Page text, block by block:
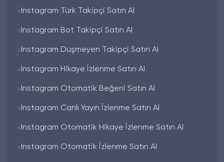
uğramaması adına takipçi satın aldığınız sitenin
olması güvenilir bir site olduğu anlamına gelir.
Instagram Düşmeyen Takipçi
Satın Al
Instagram takipçi satın almak
isteyen kişilerin
en dikkat ettikleri nokta; belirli takipçi satın
alındığında sonrasında da aynı oranda kalıp
istediğinizin sitenin, instagram takipçi satın al
dikkatlice okumanız gerekir. Açıklamalarda
Instagram Türk Takipçi Satın Al
Instagram Bot Takipçi Satın Al
Instagram Düşmeyen Takipçi Satın Al
Instagram Hikaye İzlenme Satın Al
Instagram Otomatik Beğeni Satın Al
Instagram Canlı Yayın İzlenme Satın Al
Instagram Otomatik Hikaye İzlenme Satın Al
Instagram Otomatik İzlenme Satın Al